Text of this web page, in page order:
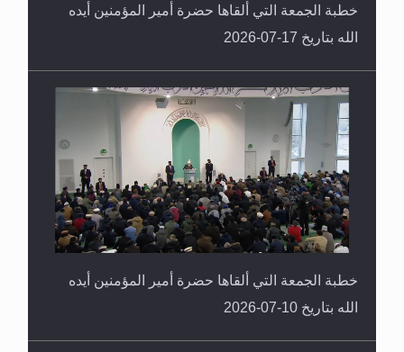
خطبة الجمعة التي ألقاها حضرة أمير المؤمنين أيده
الله بتاريخ 17-07-2026
خطبة الجمعة التي ألقاها حضرة أمير المؤمنين أيده
الله بتاريخ 10-07-2026